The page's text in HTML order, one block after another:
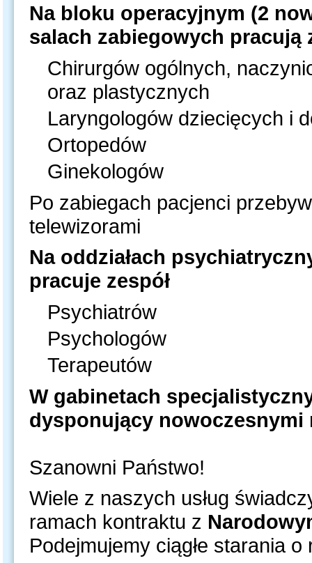
Na bloku operacyjnym (2
salach zabiegowych pracują
Chirurgów ogólnych,
oraz plastycznych
Laryngologów dziecięcych i
Ortopedów
Ginekologów
Po zabiegach pacjenci
telewizorami
Na oddziałach
pracuje zespół
Psychiatrów
Psychologów
Terapeutów
W gabinetach
dysponujący
Szanowni Państwo!
Wiele z naszych usług
ramach kontraktu z
Podejmujemy ciągłe starania